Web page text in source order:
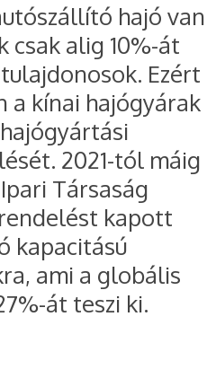
hajó van
csak alig 10%-át
Ezért
a kínai hajógyárak
2021-tól máig
Társaság
kapott
kapacitású
ami a globális
át teszi ki.